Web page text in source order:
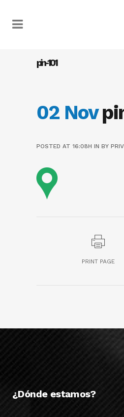
pin-101
02 Nov
POSTED AT 16:08H IN BY
PRINT PAGE
¿Dónde estamos?